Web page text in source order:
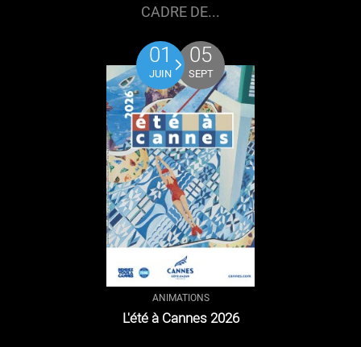
CADRE DE...
01
JUIN
05
SEPT
ANIMATIONS
L'été à Cannes 2026